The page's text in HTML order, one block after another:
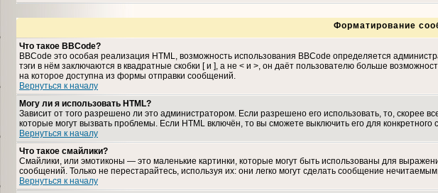
Форматирование
Что такое BBCode?
BBCode это особая реализация HTML, возможность использования BBCode определяется
тэги в нём заключаются в квадратные скобки [ и ], а не < и >, он даёт пользователю больше
на которое доступна из формы отправки сообщений.
Вернуться к началу
Могу ли я использовать HTML?
Зависит от того разрешено ли это администратором. Если разрешено его использовать, то, скорее
которые могут вызвать проблемы. Если HTML включён, то вы сможете выключить его для
Вернуться к началу
Что такое смайлики?
Смайлики, или эмотиконы — это маленькие картинки, которые могут быть использованы для
сообщений. Только не перестарайтесь, используя их: они легко могут сделать сообщение
Вернуться к началу